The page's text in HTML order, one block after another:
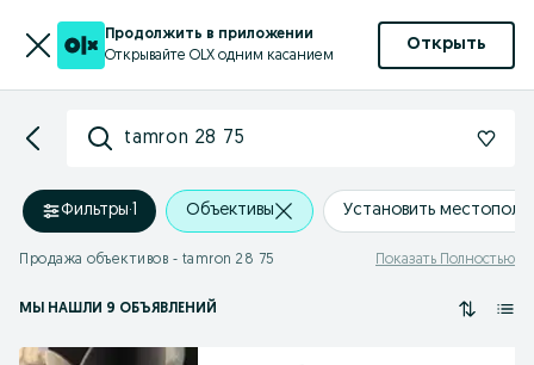
Продолжить в приложении
Открывайте OLX одним касанием
Открыть
tamron 28 75
Фильтры·1 Объективы Установить
Продажа объективов - tamron 28 75 Показать Полностью
МЫ НАШЛИ 9 ОБЪЯВЛЕНИЙ